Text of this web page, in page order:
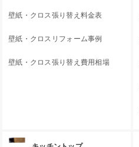
壁紙・クロス張り替え料金表
壁紙・クロスリフォーム事例
壁紙・クロス張り替え費用相場